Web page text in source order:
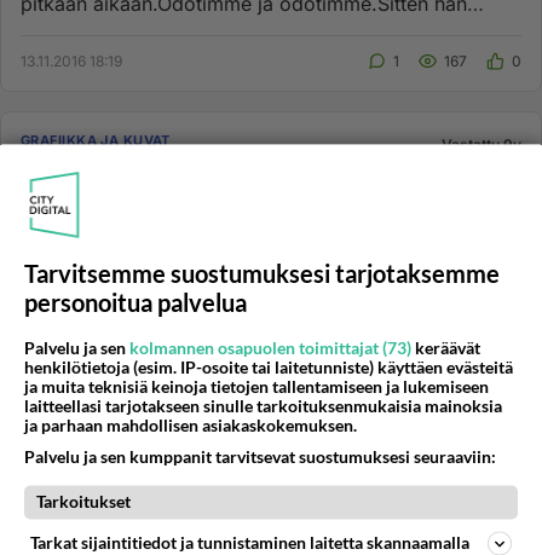
13.11.2016 18:19 1 167 0
GRAFIIKKA JA KUVAT Vastattu 9v
Adobe CS DVD:nä?
Saako Adobe CS:ää enää DVD:nä mistään muualta
kuin eBaysta tai Amazonista? Jos ei saa, niin
kummasta kannattaa ostaa vai...
07.11.2016 20:42
GRAFIIKKA JA KUVAT Vastattu 9v
Hyperlinkki jpeg-tiedostoon Photoshopissa
Voisiko joku ystävällinen sielu kertoa miten
Photoshopissa lisätään hyperlinkki jpeg-tiedostoon?
Sen pitää nimenomaan ol...
Tarvitsemme suostumuksesi tarjotaksemme
personoitua palvelua
Palvelu ja sen kolmannen osapuolen toimittajat (73) keräävät
henkilötietoja (esim. IP-osoite tai laitetunniste) käyttäen evästeitä
ja muita teknisiä keinoja tietojen tallentamiseen ja lukemiseen
laitteellasi tarjotakseen sinulle tarkoituksenmukaisia mainoksia
ja parhaan mahdollisen asiakaskokemuksen.
Palvelu ja sen kumppanit tarvitsevat suostumuksesi seuraaviin:
Tarkoitukset
Tarkat sijaintitiedot ja tunnistaminen laitetta skannaamalla